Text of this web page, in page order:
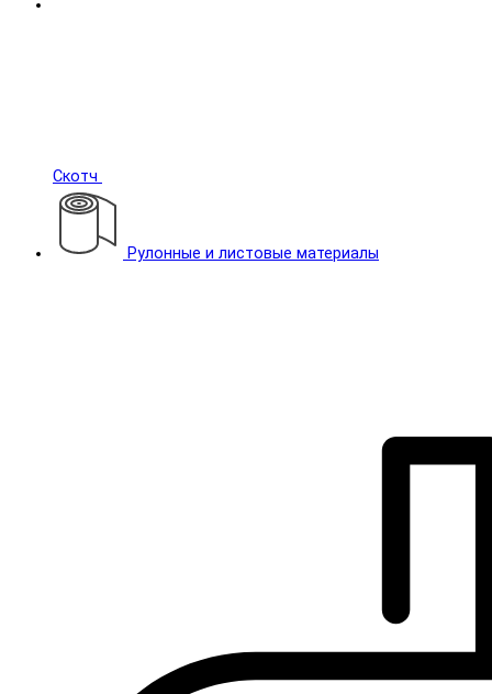
Скотч
Рулонные и листовые материалы